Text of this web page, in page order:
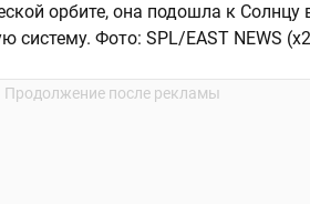
орбите, она подошла к
систему. Фото: SPL/EAST NEWS